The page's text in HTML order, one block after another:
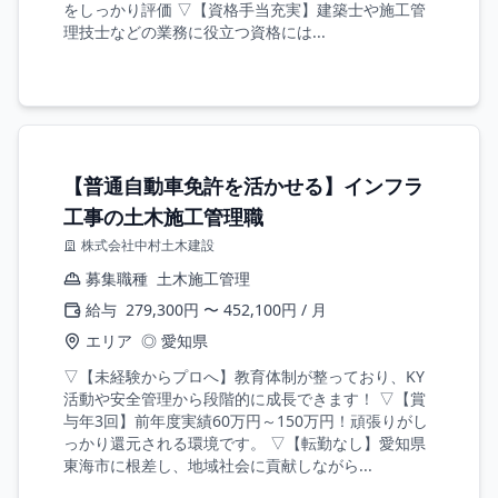
をしっかり評価 ▽【資格手当充実】建築士や施工管
理技士などの業務に役立つ資格には...
【普通自動車免許を活かせる】インフラ
工事の土木施工管理職
株式会社中村土木建設
募集職種 土木施工管理
給与 279,300円 〜 452,100円 / 月
エリア ◎ 愛知県
▽【未経験からプロへ】教育体制が整っており、KY
活動や安全管理から段階的に成長できます！ ▽【賞
与年3回】前年度実績60万円～150万円！頑張りがし
っかり還元される環境です。 ▽【転勤なし】愛知県
東海市に根差し、地域社会に貢献しながら...